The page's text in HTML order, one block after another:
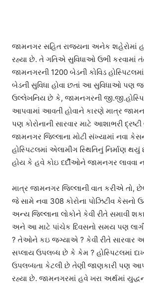
જામનગર સહિત રાજ્યના અનેક શહેરોમાં
રહ્યા છે. તે ગતિએ સુવિધાઓ ઉભી કરવામાં
જામનગરની 1200 બેડની કોવિડ
બેડની સુવિધા હોવા છતાં આ સુવિધાઓ પણ
ઉલ્લેખનિય છે કે, જામનગરની
આપવામાં આવતી હોવાને કારણે માત્ર
પણ કોરોનાની સારવાર માટે આશાભરી
જામનગર જિલ્લાના મોટી સંખ્યામાં નવા
હોસ્પિટલમાં એલામીંગ સ્થિતિનું નિર્માણ
હોય કે હવે કોઇ દર્દીઓને જામનગર
માત્ર જામનગર જિલ્લાની વાત કરીએ તો,
જે સામે નવા 308 કોરોના પોઝિટીવ કેસનો
અન્ય જિલ્લાના લોકોને કેવી રીતે સમાવી
અને આ માટે પાંચેક દિવસનો સમય પણ
? તેઓને કઇ જગ્યાએ ? કેવી રીતે સારવાર
સપ્લાય ઉપલબ્ધ છે કે કેમ ? હોસ્પિટલમાં
ઉપલબ્ધતા કેટલી છે તેણી જાણકારી પણ
રહ્યા છે. જામનગરમાં હવે ખરા અર્થમાં